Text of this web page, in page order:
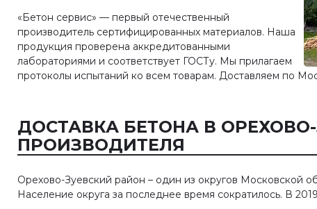
«Бетон сервис» — первый отечественный
производитель сертифицированных материалов. Наша
продукция проверена аккредитованными
лабораториями и соответствует ГОСТу. Мы прилагаем
протоколы испытаний ко всем товарам. Доставляем по
ДОСТАВКА БЕТОНА В
ПРОИЗВОДИТЕЛЯ
Орехово-Зуевский район – один из округов Московской
Население округа за последнее время сократилось. В